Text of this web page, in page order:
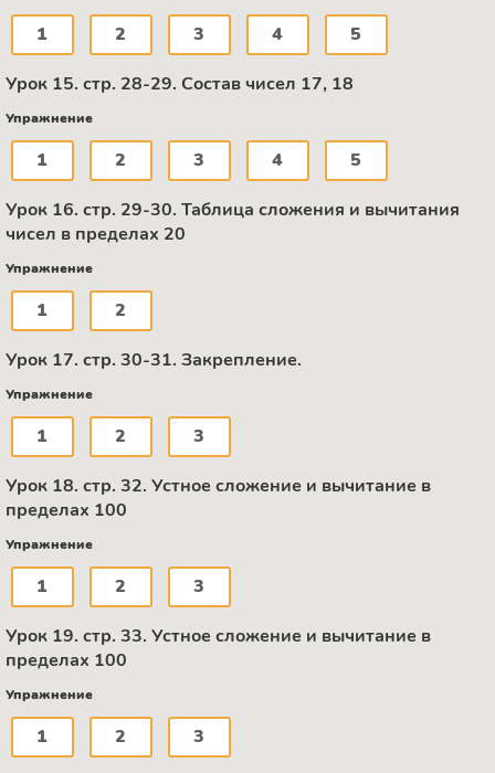
1 2 3 4 5
Урок 15. стр. 28-29. Состав чисел 17, 18
Упражнение
1 2 3 4 5
Урок 16. стр. 29-30. Таблица сложения и вычитания
чисел в пределах 20
Упражнение
1 2
Урок 17. стр. 30-31. Закрепление.
Упражнение
1 2 3
Урок 18. стр. 32. Устное сложение и вычитание в
пределах 100
Упражнение
1 2 3
Урок 19. стр. 33. Устное сложение и вычитание в
пределах 100
Упражнение
1 2 3